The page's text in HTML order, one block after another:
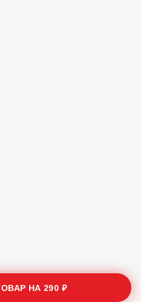
НА290 ₽